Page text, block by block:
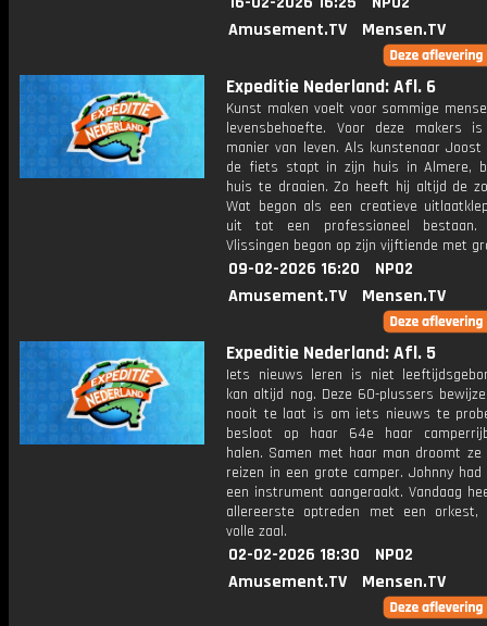
Amusement.TV
Mensen.TV
Expeditie Nederland: Afl. 6
Kunst maken voelt voor sommige
levensbehoefte. Voor deze makers
manier van leven. Als kunstenaar Joost
de fiets stapt in zijn huis in Almere,
huis te draaien. Zo heeft hij altijd de
Wat begon als een creatieve
uit tot een professioneel
Vlissingen begon op zijn vijftiende met
09-02-2026 16:20
NPO2
Amusement.TV
Mensen.TV
Expeditie Nederland: Afl. 5
Iets nieuws leren is niet
kan altijd nog. Deze 60-plussers
nooit te laat is om iets nieuws te
besloot op haar 64e haar
halen. Samen met haar man droomt ze
reizen in een grote camper. Johnny
een instrument aangeraakt. Vandaag
allereerste optreden met een orkest,
volle zaal.
02-02-2026 18:30
NPO2
Amusement.TV
Mensen.TV